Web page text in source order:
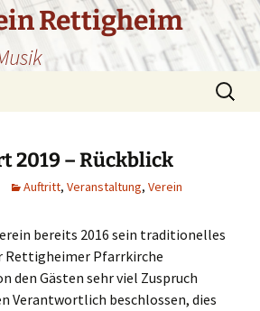
Rettigheim
Suchen
nach:
2019 – Rückblick
Auftritt, Veranstaltung, Verein
bereits 2016 sein traditionelles
Rettigheimer Pfarrkirche
den Gästen sehr viel Zuspruch
Verantwortlich beschlossen, dies